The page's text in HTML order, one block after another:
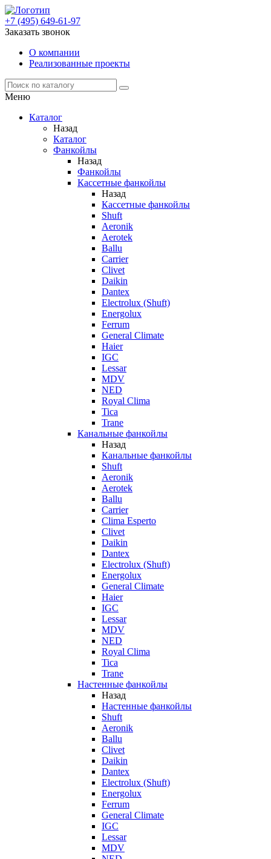
+7 (495) 649-61-97
Заказать звонок
О компании
Реализованные проекты
Меню
Каталог
Назад
Каталог
Фанкойлы
Назад
Фанкойлы
Кассетные фанкойлы
Назад
Кассетные фанкойлы
Shuft
Aeronik
Aerotek
Ballu
Carrier
Clivet
Daikin
Dantex
Electrolux (Shuft)
Energolux
Ferrum
General Climate
Haier
IGC
Lessar
MDV
NED
Royal Clima
Tica
Trane
Канальные фанкойлы
Назад
Канальные фанкойлы
Shuft
Aeronik
Aerotek
Ballu
Carrier
Clima Esperto
Clivet
Daikin
Dantex
Electrolux (Shuft)
Energolux
General Climate
Haier
IGC
Lessar
MDV
NED
Royal Clima
Tica
Trane
Настенные фанкойлы
Назад
Настенные фанкойлы
Shuft
Aeronik
Ballu
Clivet
Daikin
Dantex
Electrolux (Shuft)
Energolux
Ferrum
General Climate
IGC
Lessar
MDV